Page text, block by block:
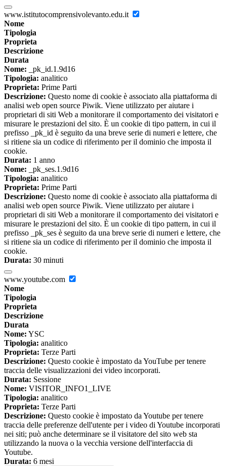
www.istitutocomprensivolevanto.edu.it
Nome
Tipologia
Proprieta
Descrizione
Durata
Nome: _pk_id.1.9d16
Tipologia: analitico
Proprieta: Prime Parti
Descrizione: Questo nome di cookie è associato alla piattaforma di
analisi web open source Piwik. Viene utilizzato per aiutare i
proprietari di siti Web a monitorare il comportamento dei visitatori e
misurare le prestazioni del sito. È un cookie di tipo pattern, in cui il
prefisso _pk_id è seguito da una breve serie di numeri e lettere, che
si ritiene sia un codice di riferimento per il dominio che imposta il
cookie.
Durata: 1 anno
Nome: _pk_ses.1.9d16
Tipologia: analitico
Proprieta: Prime Parti
Descrizione: Questo nome di cookie è associato alla piattaforma di
analisi web open source Piwik. Viene utilizzato per aiutare i
proprietari di siti Web a monitorare il comportamento dei visitatori e
misurare le prestazioni del sito. È un cookie di tipo pattern, in cui il
prefisso _pk_ses è seguito da una breve serie di numeri e lettere, che
si ritiene sia un codice di riferimento per il dominio che imposta il
cookie.
Durata: 30 minuti
www.youtube.com
Nome
Tipologia
Proprieta
Descrizione
Durata
Nome: YSC
Tipologia: analitico
Proprieta: Terze Parti
Descrizione: Questo cookie è impostato da YouTube per tenere
traccia delle visualizzazioni dei video incorporati.
Durata: Sessione
Nome: VISITOR_INFO1_LIVE
Tipologia: analitico
Proprieta: Terze Parti
Descrizione: Questo cookie è impostato da Youtube per tenere
traccia delle preferenze dell'utente per i video di Youtube incorporati
nei siti; può anche determinare se il visitatore del sito web sta
utilizzando la nuova o la vecchia versione dell'interfaccia di
Youtube.
Durata: 6 mesi